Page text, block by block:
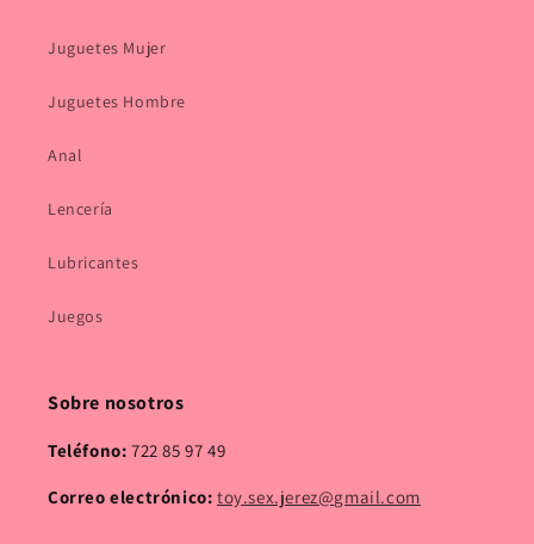
Juguetes Mujer
Juguetes Hombre
Anal
Lencería
Lubricantes
Juegos
Sobre nosotros
Teléfono: 722 85 97 49
Correo electrónico: toy.sex.jerez@gmail.com